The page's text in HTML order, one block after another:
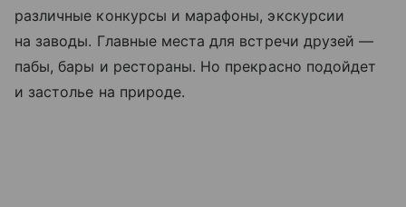
различные конкурсы и марафоны, экскурсии
на заводы. Главные места для встречи друзей —
пабы, бары и рестораны. Но прекрасно подойдет
и застолье на природе.